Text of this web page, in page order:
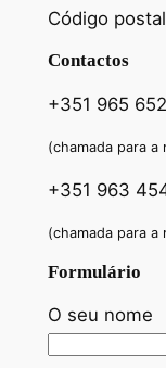
Código
Contactos
+351 965
(chamada para a
+351 963
(chamada para a
Formulário
O seu nome